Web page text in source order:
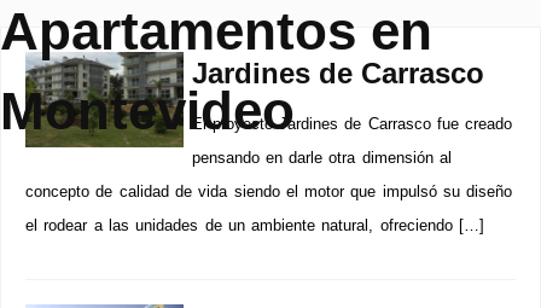
Apartamentos en
Montevideo
Jardines de Carrasco
El proyecto Jardines de Carrasco fue creado
pensando en darle otra dimensión al
concepto de calidad de vida siendo el motor que impulsó su diseño
el rodear a las unidades de un ambiente natural, ofreciendo […]